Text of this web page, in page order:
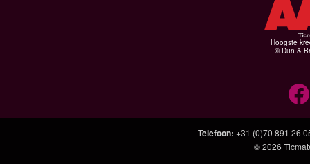
Hoogste
© Dun &
Telefoon: +31 (0)70 891 26
© 2026